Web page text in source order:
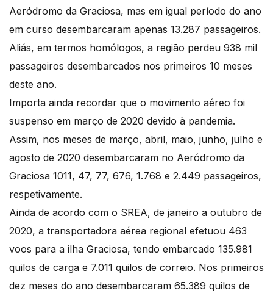
Aeródromo da Graciosa, mas em igual período do ano
em curso desembarcaram apenas 13.287 passageiros.
Aliás, em termos homólogos, a região perdeu 938 mil
passageiros desembarcados nos primeiros 10 meses
deste ano.
Importa ainda recordar que o movimento aéreo foi
suspenso em março de 2020 devido à pandemia.
Assim, nos meses de março, abril, maio, junho, julho e
agosto de 2020 desembarcaram no Aeródromo da
Graciosa 1011, 47, 77, 676, 1.768 e 2.449 passageiros,
respetivamente.
Ainda de acordo com o SREA, de janeiro a outubro de
2020, a transportadora aérea regional efetuou 463
voos para a ilha Graciosa, tendo embarcado 135.981
quilos de carga e 7.011 quilos de correio. Nos primeiros
dez meses do ano desembarcaram 65.389 quilos de